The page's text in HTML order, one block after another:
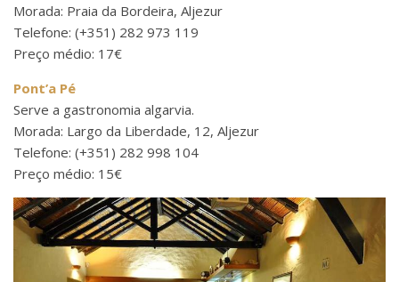
Morada: Praia da Bordeira, Aljezur
Telefone: (+351) 282 973 119
Preço médio: 17€
Pont’a Pé
Serve a gastronomia algarvia.
Morada: Largo da Liberdade, 12, Aljezur
Telefone: (+351) 282 998 104
Preço médio: 15€